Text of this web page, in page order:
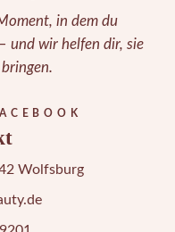
in dem du
und wir helfen dir, sie
Wolfsburg